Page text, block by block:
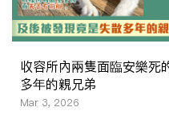
收容所內兩隻面臨安樂死
多年的親兄弟
Mar 3, 2026